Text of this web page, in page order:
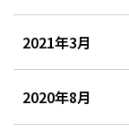
2021年3月
2020年8月